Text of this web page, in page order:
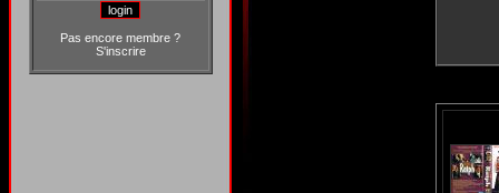
Pas encore membre ?
S'inscrire